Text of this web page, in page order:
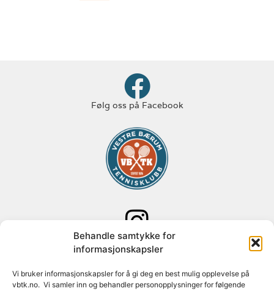
Behandle samtykke for
informasjonskapsler
Vi bruker informasjonskapsler for å gi deg en best mulig opplevelse på
vbtk.no. Vi samler inn og behandler personopplysninger for følgende
Følg oss på Facebook
Følg oss på Instagram
Adresse: Paal Bergs vei 125
1348 Rykkinn